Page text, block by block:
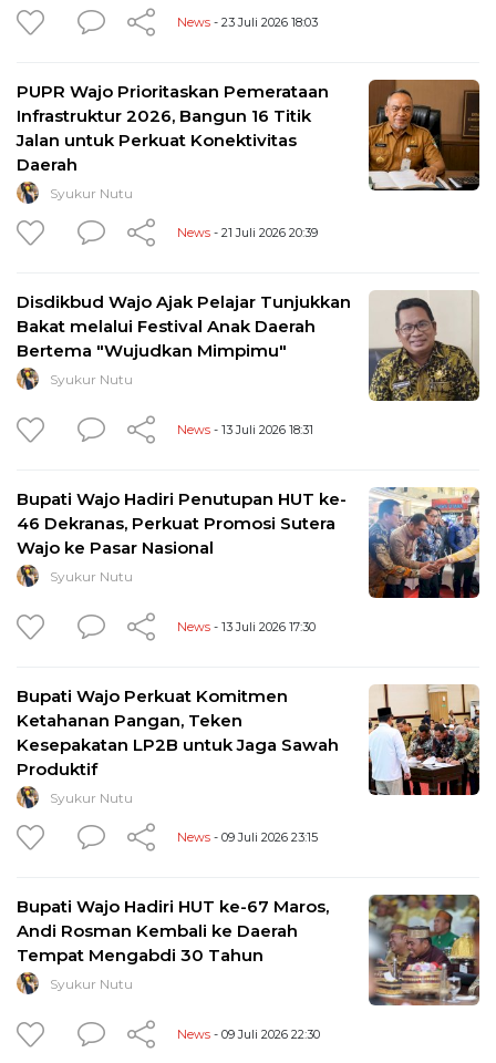
News - 23 Juli 2026 18:03
PUPR Wajo Prioritaskan Pemerataan
Infrastruktur 2026, Bangun 16 Titik
Jalan untuk Perkuat Konektivitas
Daerah
Syukur Nutu
News - 21 Juli 2026 20:39
Disdikbud Wajo Ajak Pelajar Tunjukkan
Bakat melalui Festival Anak Daerah
Bertema "Wujudkan Mimpimu"
Syukur Nutu
News - 13 Juli 2026 18:31
Bupati Wajo Hadiri Penutupan HUT ke-
46 Dekranas, Perkuat Promosi Sutera
Wajo ke Pasar Nasional
Syukur Nutu
News - 13 Juli 2026 17:30
Bupati Wajo Perkuat Komitmen
Ketahanan Pangan, Teken
Kesepakatan LP2B untuk Jaga Sawah
Produktif
Syukur Nutu
News - 09 Juli 2026 23:15
Bupati Wajo Hadiri HUT ke-67 Maros,
Andi Rosman Kembali ke Daerah
Tempat Mengabdi 30 Tahun
Syukur Nutu
News - 09 Juli 2026 22:30